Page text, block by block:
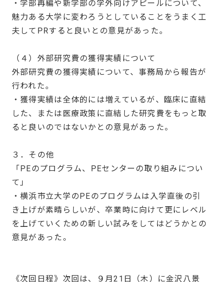
・学部再編や新学部の学外向けアピールについて、
魅力ある大学に変わろうとしていることをうまく工
夫してPRすると良いとの意見があった。
（４）外部研究費の獲得実績について
外部研究費の獲得実績について、事務局から報告が
行われた。
・獲得実績は全体的には増えているが、臨床に直結
した、または医療政策に直結した研究費をもっと取
ると良いのではないかとの意見があった。
３．その他
「PEのプログラム、PEセンターの取り組みについ
て」
・横浜市立大学のPEのプログラムは入学直後の引
き上げが素晴らしいが、卒業時に向けて更にレベル
を上げていくための新しい試みをしてはどうかとの
意見があった。
《次回日程》次回は、９月21日（木）に金沢八景